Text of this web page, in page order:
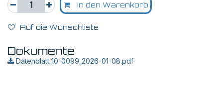
In den Warenkorb
Auf die Wunschliste
Dokumente
Datenblatt_10-0099_2026-01-08.pdf